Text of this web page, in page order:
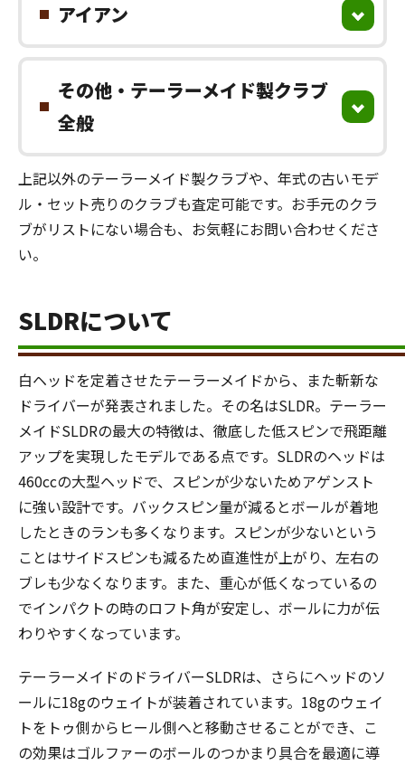
アイアン
その他・テーラーメイド製クラブ
全般
上記以外のテーラーメイド製クラブや、年式の古いモデ
ル・セット売りのクラブも査定可能です。お手元のクラ
ブがリストにない場合も、お気軽にお問い合わせくださ
い。
SLDRについて
白ヘッドを定着させたテーラーメイドから、また斬新な
ドライバーが発表されました。その名はSLDR。テーラー
メイドSLDRの最大の特徴は、徹底した低スピンで飛距離
アップを実現したモデルである点です。SLDRのヘッドは
460ccの大型ヘッドで、スピンが少ないためアゲンスト
に強い設計です。バックスピン量が減るとボールが着地
したときのランも多くなります。スピンが少ないという
ことはサイドスピンも減るため直進性が上がり、左右の
ブレも少なくなります。また、重心が低くなっているの
でインパクトの時のロフト角が安定し、ボールに力が伝
わりやすくなっています。
テーラーメイドのドライバーSLDRは、さらにヘッドのソ
ールに18gのウェイトが装着されています。18gのウェイ
トをトゥ側からヒール側へと移動させることができ、こ
の効果はゴルファーのボールのつかまり具合を最適に導